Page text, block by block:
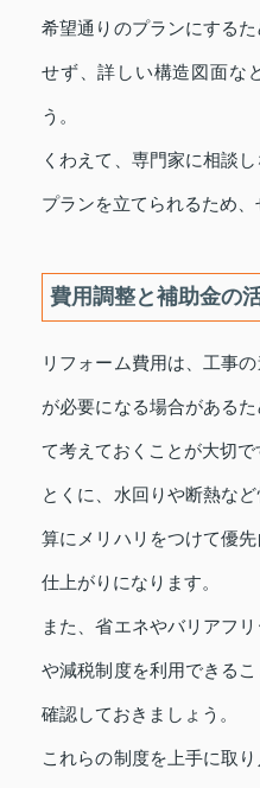
希望通りのプランにする
せず、詳しい構造図面な
う。
くわえて、専門家に相談
プランを立てられるため、
費用調整と補助金の
リフォーム費用は、工事
が必要になる場合がある
て考えておくことが大切で
とくに、水回りや断熱な
算にメリハリをつけて優
仕上がりになります。
また、省エネやバリアフ
や減税制度を利用できる
確認しておきましょう。
これらの制度を上手に取